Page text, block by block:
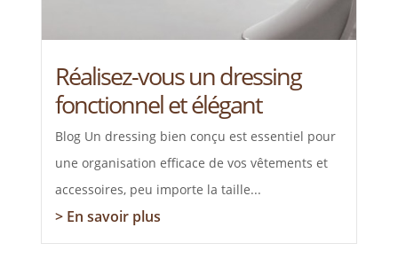
Réalisez-vous un dressing
fonctionnel et élégant
Blog Un dressing bien conçu est essentiel pour
une organisation efficace de vos vêtements et
accessoires, peu importe la taille...
> En savoir plus